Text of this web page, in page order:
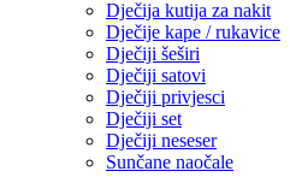
Dječija kutija za nakit
Dječije kape / rukavice
Dječiji šeširi
Dječiji satovi
Dječiji privjesci
Dječiji set
Dječiji neseser
Sunčane naočale